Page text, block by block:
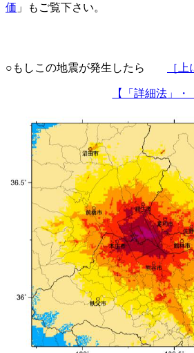
価 」もご覧下さい。
○もしこの地震が発生したら ［上
【「詳細法」・